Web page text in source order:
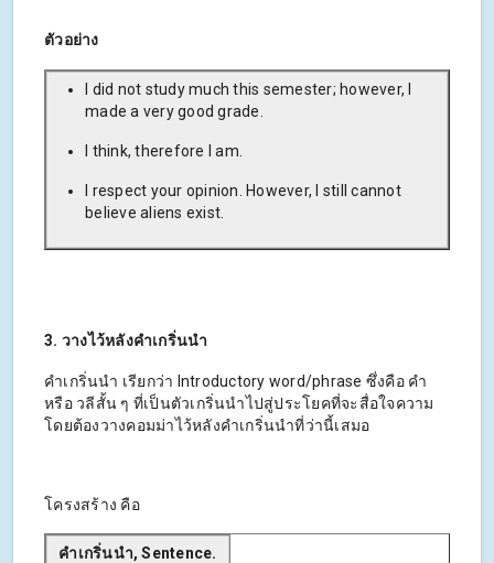
ตัวอย่าง
I did not study much this semester; however, I
made a very good grade.
I think, therefore I am.
I respect your opinion. However, I still cannot
believe aliens exist.
3. วางไว้หลังคำเกริ่นนำ
คำเกริ่นนำ เรียกว่า Introductory word/phrase ซึ่งคือ คำ
หรือ วลีสั้น ๆ ที่เป็นตัวเกริ่นนำไปสู่ประโยคที่จะสื่อใจความ
โดยต้องวางคอมม่าไว้หลังคำเกริ่นนำที่ว่านี้เสมอ
โครงสร้าง คือ
คำเกริ่นนำ, Sentence.